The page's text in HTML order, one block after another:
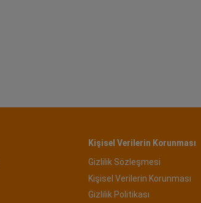
Kişisel Verilerin Korunması
Gizlilik Sözleşmesi
Kişisel Verilerin Korunması
Gizlilik Politikası